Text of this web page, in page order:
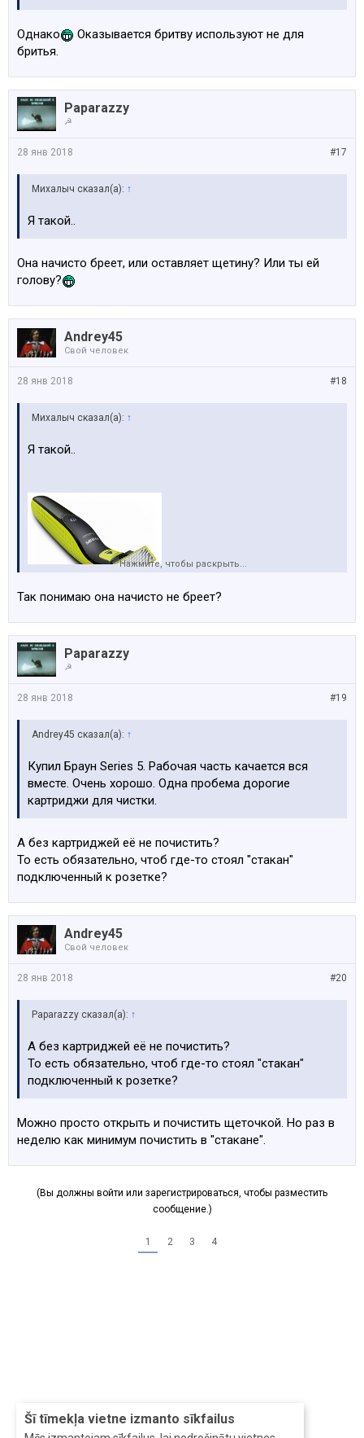
Šī tīmekļa vietne izmanto sīkfailus
Однако
Оказывается бритву используют не для
бритья.
Paparazzy
☭
#17
28 янв 2018
Михалыч сказал(а): ↑
Я такой..
Она начисто бреет, или оставляет щетину? Или ты ей
голову?
Andrey45
Свой человек
#18
28 янв 2018
Михалыч сказал(а): ↑
Я такой..
Нажмите, чтобы раскрыть...
Так понимаю она начисто не бреет?
Paparazzy
☭
#19
28 янв 2018
Andrey45 сказал(а): ↑
Купил Браун Series 5. Рабочая часть качается вся
вместе. Очень хорошо. Одна пробема дорогие
картриджи для чистки.
А без картриджей её не почистить?
То есть обязательно, чтоб где-то стоял "стакан"
подключенный к розетке?
Andrey45
Свой человек
#20
28 янв 2018
Paparazzy сказал(а): ↑
А без картриджей её не почистить?
То есть обязательно, чтоб где-то стоял "стакан"
подключенный к розетке?
Можно просто открыть и почистить щеточкой. Но раз в
неделю как минимум почистить в "стакане".
(Вы должны войти или зарегистрироваться, чтобы разместить
сообщение.)
1 2 3 4